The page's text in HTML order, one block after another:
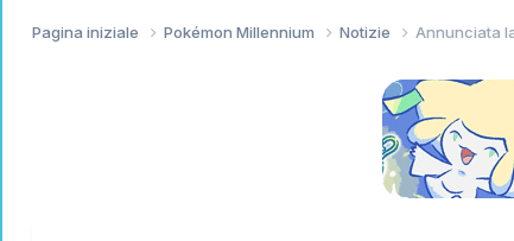
Pagina iniziale Pokémon Millennium Notizie Annunciata